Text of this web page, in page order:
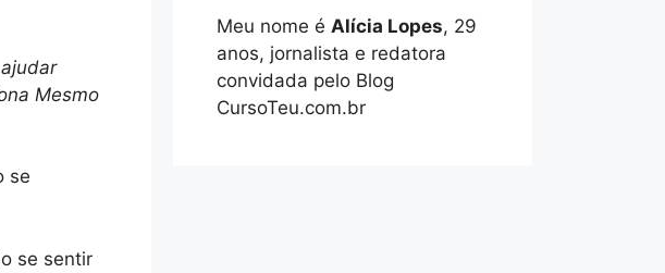
Mesmo
se
se sentir
Meu nome é Alícia Lopes, 29
anos, jornalista e redatora
convidada pelo Blog
CursoTeu.com.br